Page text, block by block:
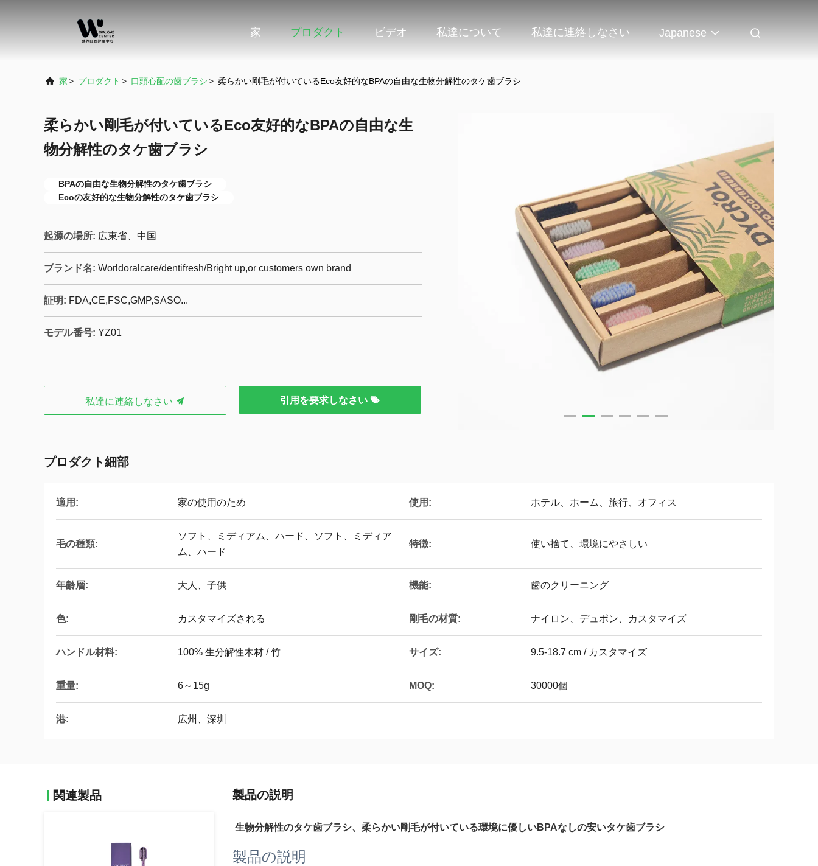
家 プロダクト ビデオ 私達について 私達に連絡しなさい Japanese
家> プロダクト > 口頭心配の歯ブラシ> 柔らかい剛毛が付いているEco友好的なBPAの自由な生物分解性のタケ歯ブラシ
柔らかい剛毛が付いているEco友好的なBPAの自由な生
物分解性のタケ歯ブラシ
BPAの自由な生物分解性のタケ歯ブラシ
Ecoの友好的な生物分解性のタケ歯ブラシ
起源の場所: 広東省、中国
ブランド名: Worldoralcare/dentifresh/Bright up,or customers own brand
証明: FDA,CE,FSC,GMP,SASO...
モデル番号: YZ01
私達に連絡しなさい 引用を要求しなさい
プロダクト細部
適用: 家の使用のため 使用: ホテル、ホーム、旅行、オフィス
毛の種類:
ソフト、ミディアム、ハード、ソフト、ミディア
ム、ハード
特徴: 使い捨て、環境にやさしい
年齢層: 大人、子供 機能: 歯のクリーニング
色: カスタマイズされる 剛毛の材質: ナイロン、デュポン、カスタマイズ
ハンドル材料: 100% 生分解性木材 / 竹 サイズ: 9.5-18.7 cm / カスタマイズ
重量: 6～15g MOQ: 30000個
港: 広州、深圳
関連製品 製品の説明
生物分解性のタケ歯ブラシ、柔らかい剛毛が付いている環境に優しいBPAなしの安いタケ歯ブラシ
製品の説明